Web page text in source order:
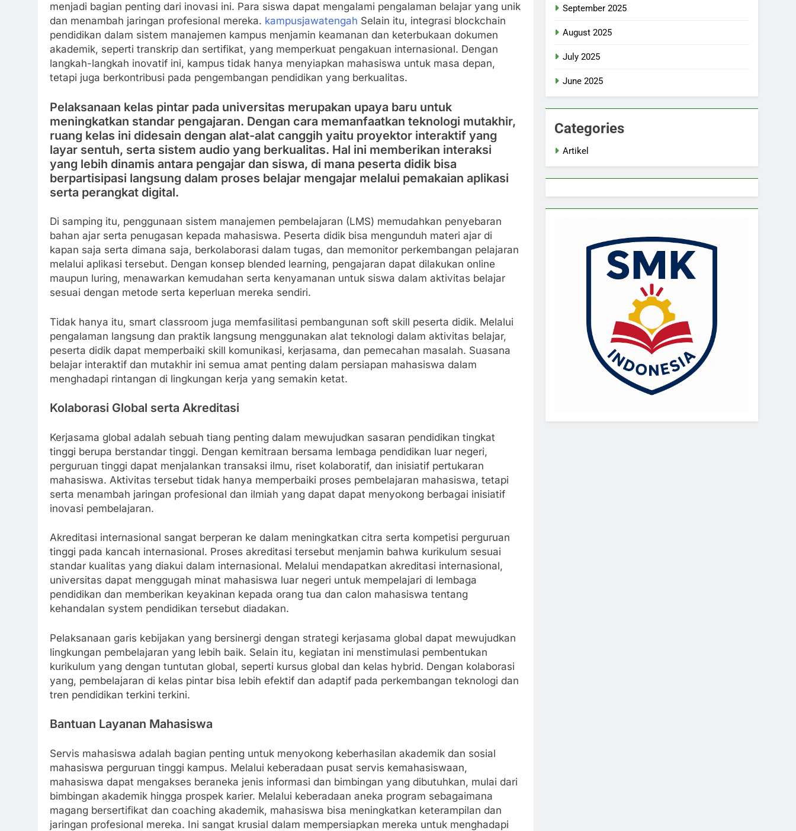
menjadi bagian penting dari inovasi ini. Para siswa dapat mengalami pengalaman belajar yang unik
dan menambah jaringan profesional mereka. kampusjawatengah Selain itu, integrasi blockchain
pendidikan dalam sistem manajemen kampus menjamin keamanan dan keterbukaan dokumen
akademik, seperti transkrip dan sertifikat, yang memperkuat pengakuan internasional. Dengan
langkah-langkah inovatif ini, kampus tidak hanya menyiapkan mahasiswa untuk masa depan,
tetapi juga berkontribusi pada pengembangan pendidikan yang berkualitas.
Pelaksanaan kelas pintar pada universitas merupakan upaya baru untuk
meningkatkan standar pengajaran. Dengan cara memanfaatkan teknologi mutakhir,
ruang kelas ini didesain dengan alat-alat canggih yaitu proyektor interaktif yang
layar sentuh, serta sistem audio yang berkualitas. Hal ini memberikan interaksi
yang lebih dinamis antara pengajar dan siswa, di mana peserta didik bisa
berpartisipasi langsung dalam proses belajar mengajar melalui pemakaian aplikasi
serta perangkat digital.
Di samping itu, penggunaan sistem manajemen pembelajaran (LMS) memudahkan penyebaran
bahan ajar serta penugasan kepada mahasiswa. Peserta didik bisa mengunduh materi ajar di
kapan saja serta dimana saja, berkolaborasi dalam tugas, dan memonitor perkembangan pelajaran
melalui aplikasi tersebut. Dengan konsep blended learning, pengajaran dapat dilakukan online
maupun luring, menawarkan kemudahan serta kenyamanan untuk siswa dalam aktivitas belajar
sesuai dengan metode serta keperluan mereka sendiri.
Tidak hanya itu, smart classroom juga memfasilitasi pembangunan soft skill peserta didik. Melalui
pengalaman langsung dan praktik langsung menggunakan alat teknologi dalam aktivitas belajar,
peserta didik dapat memperbaiki skill komunikasi, kerjasama, dan pemecahan masalah. Suasana
belajar interaktif dan mutakhir ini semua amat penting dalam persiapan mahasiswa dalam
menghadapi rintangan di lingkungan kerja yang semakin ketat.
Kolaborasi Global serta Akreditasi
Kerjasama global adalah sebuah tiang penting dalam mewujudkan sasaran pendidikan tingkat
tinggi berupa berstandar tinggi. Dengan kemitraan bersama lembaga pendidikan luar negeri,
perguruan tinggi dapat menjalankan transaksi ilmu, riset kolaboratif, dan inisiatif pertukaran
mahasiswa. Aktivitas tersebut tidak hanya memperbaiki proses pembelajaran mahasiswa, tetapi
serta menambah jaringan profesional dan ilmiah yang dapat dapat menyokong berbagai inisiatif
inovasi pembelajaran.
Akreditasi internasional sangat berperan ke dalam meningkatkan citra serta kompetisi perguruan
tinggi pada kancah internasional. Proses akreditasi tersebut menjamin bahwa kurikulum sesuai
standar kualitas yang diakui dalam internasional. Melalui mendapatkan akreditasi internasional,
universitas dapat menggugah minat mahasiswa luar negeri untuk mempelajari di lembaga
pendidikan dan memberikan keyakinan kepada orang tua dan calon mahasiswa tentang
kehandalan system pendidikan tersebut diadakan.
Pelaksanaan garis kebijakan yang bersinergi dengan strategi kerjasama global dapat mewujudkan
lingkungan pembelajaran yang lebih baik. Selain itu, kegiatan ini menstimulasi pembentukan
kurikulum yang dengan tuntutan global, seperti kursus global dan kelas hybrid. Dengan kolaborasi
yang, pembelajaran di kelas pintar bisa lebih efektif dan adaptif pada perkembangan teknologi dan
tren pendidikan terkini terkini.
Bantuan Layanan Mahasiswa
Servis mahasiswa adalah bagian penting untuk menyokong keberhasilan akademik dan sosial
mahasiswa perguruan tinggi kampus. Melalui keberadaan pusat servis kemahasiswaan,
mahasiswa dapat mengakses beraneka jenis informasi dan bimbingan yang dibutuhkan, mulai dari
bimbingan akademik hingga prospek karier. Melalui keberadaan aneka program sebagaimana
magang bersertifikat dan coaching akademik, mahasiswa bisa meningkatkan keterampilan dan
jaringan profesional mereka. Ini sangat krusial dalam mempersiapkan mereka untuk menghadapi
September 2025
August 2025
July 2025
June 2025
Categories
Artikel